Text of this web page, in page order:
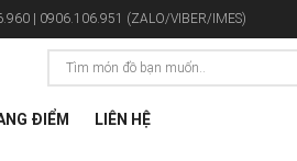
| 0906.106.951 (ZALO/VIBER/IMES)
ĐIỂM LIÊN HỆ